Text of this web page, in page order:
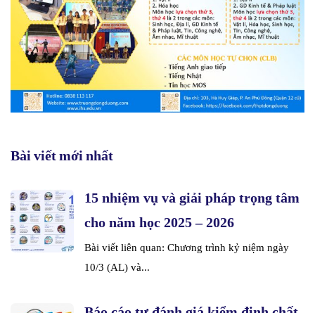
Bài viết mới nhất
15 nhiệm vụ và giải pháp trọng tâm
cho năm học 2025 – 2026
Bài viết liên quan: Chương trình kỷ niệm ngày
10/3 (AL) và...